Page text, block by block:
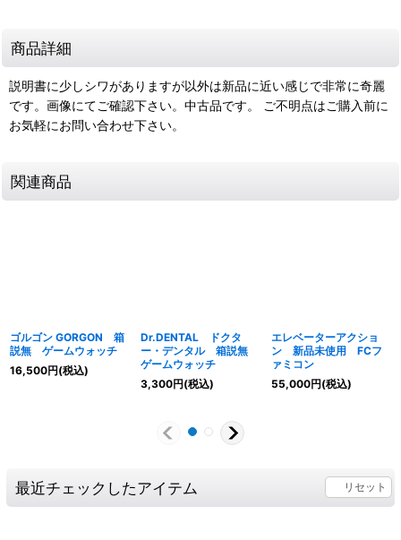
商品詳細
説明書に少しシワがありますが以外は新品に近い感じで非常に奇麗
です。画像にてご確認下さい。中古品です。 ご不明点はご購入前に
お気軽にお問い合わせ下さい。
関連商品
ゴルゴン GORGON 箱
説無 ゲームウォッチ
16,500円(税込)
Dr.DENTAL ドクタ
ー・デンタル 箱説無
ゲームウォッチ
3,300円(税込)
エレベーターアクショ
ン 新品未使用 FCフ
ァミコン
55,000円(税込)
最近チェックしたアイテム リセット